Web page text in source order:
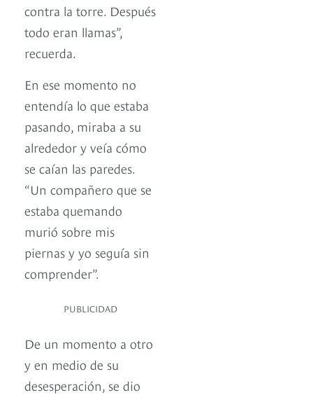
contra la torre. Después
todo eran llamas”,
recuerda.
En ese momento no
entendía lo que estaba
pasando, miraba a su
alrededor y veía cómo
se caían las paredes.
“Un compañero que se
estaba quemando
murió sobre mis
piernas y yo seguía sin
comprender”.
PUBLICIDAD
De un momento a otro
y en medio de su
desesperación, se dio